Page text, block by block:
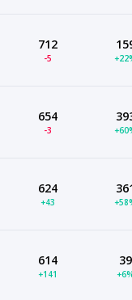
712
-5
654
-3
624
+43
614
+141
39